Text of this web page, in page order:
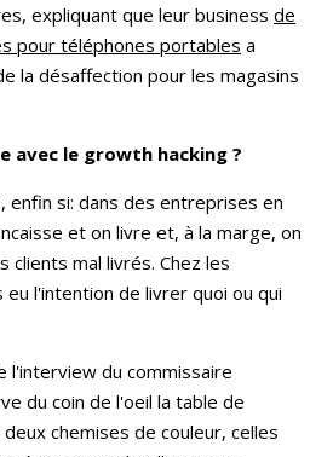
expliquant que leur business de
pour téléphones portables a
la désaffection pour les magasins
avec le growth hacking ?
enfin si: dans des entreprises en
et on livre et, à la marge, on
clients mal livrés. Chez les
eu l'intention de livrer quoi ou qui
l'interview du commissaire
du coin de l'oeil la table de
chemises de couleur, celles